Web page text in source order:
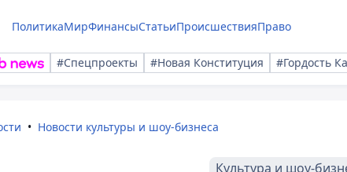
ПолитикаМирФинансыСтатьиПроисшествияПраво
#Спецпроекты #Новая Конституция #Гордость
Новости культуры и шоу-бизнеса
Культура и шоу-